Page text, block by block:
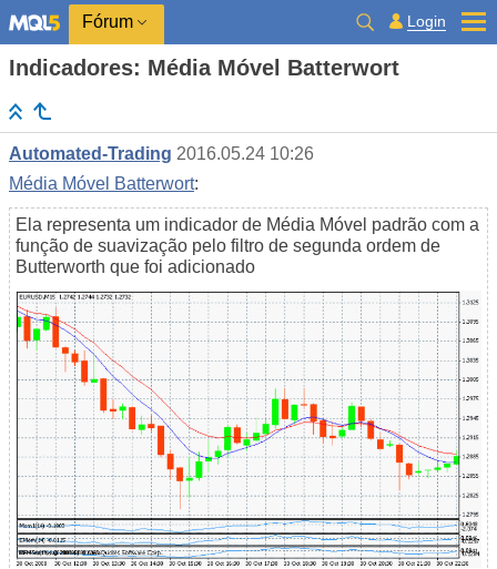
Fórum Login
Indicadores: Média Móvel Batterwort
Automated-Trading 2016.05.24 10:26
Média Móvel Batterwort:
Ela representa um indicador de Média Móvel padrão com a
função de suavização pelo filtro de segunda ordem de
Butterworth que foi adicionado